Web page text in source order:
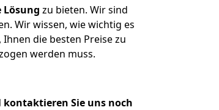
Lösung zu bieten. Wir sind
Wir wissen, wie wichtig es
die besten Preise zu
werden muss.
kontaktieren Sie uns noch